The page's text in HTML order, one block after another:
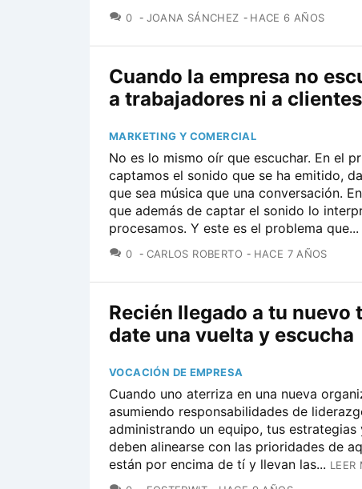
0 COMENTARIOS
JOANA SÁNCHEZ HACE 6 AÑOS
Cuando la empresa no
a trabajadores ni a clientes
MARKETING Y COMERCIAL
No es lo mismo oír que escuchar. En el
captamos el sonido que se ha emitido,
que sea música que una conversación.
que además de captar el sonido lo
procesamos. Y este es el problema que...
0 COMENTARIOS
CARLOS ROBERTO HACE 7 AÑOS
Recién llegado a tu nuevo
date una vuelta y escucha
VOCACIÓN DE EMPRESA
Cuando uno aterriza en una nueva
asumiendo responsabilidades de
administrando un equipo, tus
deben alinearse con las prioridades de
están por encima de tí y llevan las... LEER